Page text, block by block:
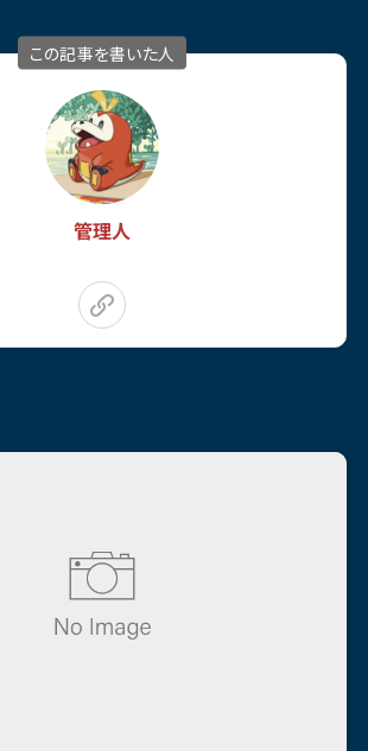
この記事を書いた人
管理人